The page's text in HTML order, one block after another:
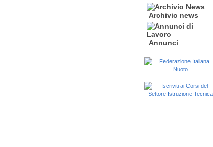
Archivio news
Annunci